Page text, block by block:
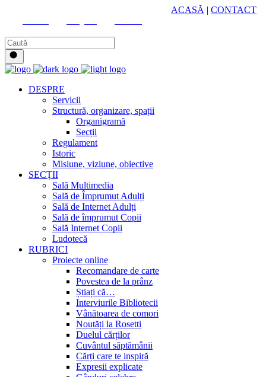
ACASĂ | CONTACT
DESPRE
Servicii
Structură, organizare, spații
Organigramă
Secții
Regulament
Istoric
Misiune, viziune, obiective
SECȚII
Sală Multimedia
Sală de Împrumut Adulți
Sală de Internet Adulți
Sală de împrumut Copii
Sală Internet Copii
Ludotecă
RUBRICI
Proiecte online
Recomandare de carte
Povestea de la prânz
Știați că…
Interviurile Bibliotecii
Vânătoarea de comori
Noutăți la Rosetti
Duelul cărților
Cuvântul săptămânii
Cărți care te inspiră
Expresii explicate